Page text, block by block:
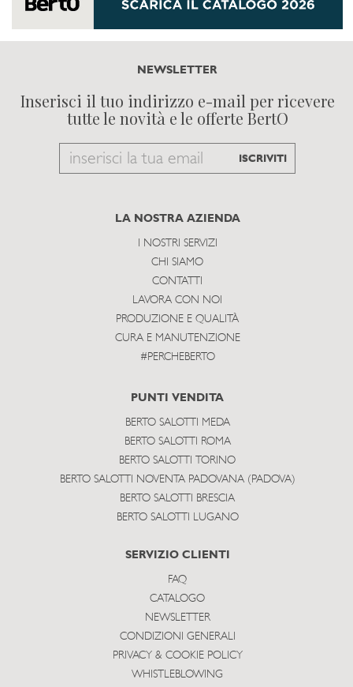
NEWSLETTER
Inserisci il tuo indirizzo e-mail per ricevere
tutte le novità e le offerte BertO
Email
subscribe
ISCRIVITI
LA NOSTRA AZIENDA
I NOSTRI SERVIZI
CHI SIAMO
CONTATTI
LAVORA CON NOI
PRODUZIONE E QUALITÀ
CURA E MANUTENZIONE
#PERCHEBERTO
PUNTI VENDITA
BERTO SALOTTI MEDA
BERTO SALOTTI ROMA
BERTO SALOTTI TORINO
BERTO SALOTTI NOVENTA PADOVANA (PADOVA)
BERTO SALOTTI BRESCIA
BERTO SALOTTI LUGANO
SERVIZIO CLIENTI
FAQ
CATALOGO
NEWSLETTER
CONDIZIONI GENERALI
PRIVACY & COOKIE POLICY
WHISTLEBLOWING